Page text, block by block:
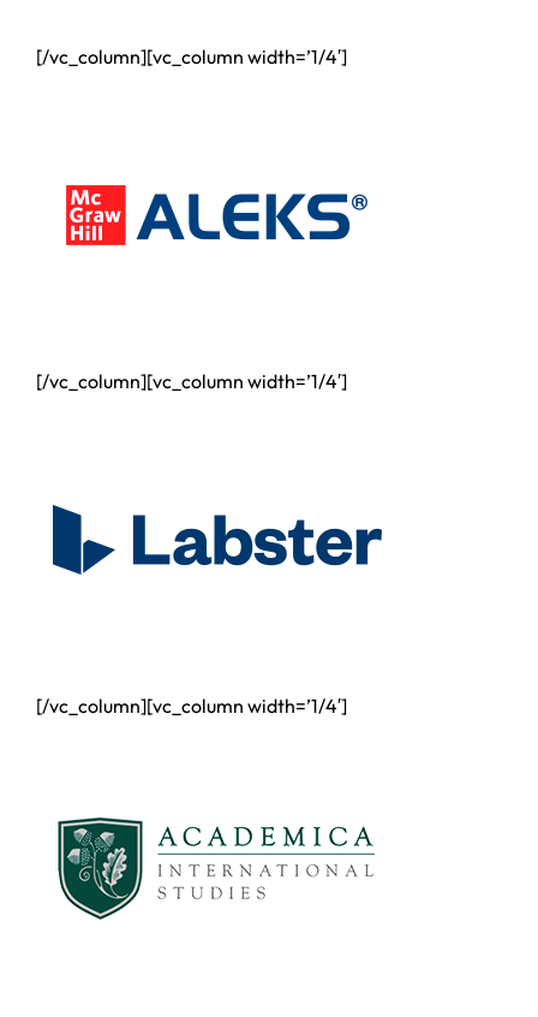
[/vc_column][vc_column width=’1/4′]
[/vc_column][vc_column width=’1/4′]
[/vc_column][vc_column width=’1/4′]